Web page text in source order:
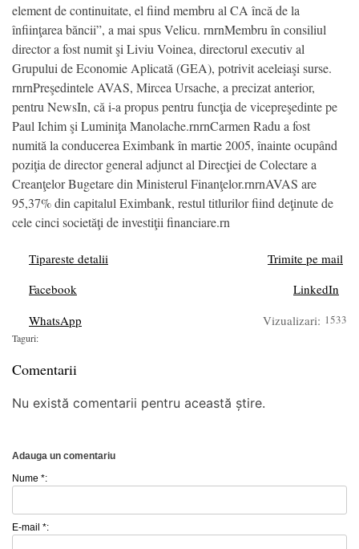
element de continuitate, el fiind membru al CA încă de la
înfiinţarea băncii”, a mai spus Velicu. rnrnMembru în consiliul
director a fost numit şi Liviu Voinea, directorul executiv al
Grupului de Economie Aplicată (GEA), potrivit aceleiaşi surse.
rnrnPreşedintele AVAS, Mircea Ursache, a precizat anterior,
pentru NewsIn, că i-a propus pentru funcţia de vicepreşedinte pe
Paul Ichim şi Luminiţa Manolache.rnrnCarmen Radu a fost
numită la conducerea Eximbank în martie 2005, înainte ocupând
poziţia de director general adjunct al Direcţiei de Colectare a
Creanţelor Bugetare din Ministerul Finanţelor.rnrnAVAS are
95,37% din capitalul Eximbank, restul titlurilor fiind deţinute de
cele cinci societăţi de investiţii financiare.rn
Tipareste detalii
Trimite pe mail
Facebook
LinkedIn
WhatsApp
Vizualizari: 1533
Taguri:
Comentarii
Nu există comentarii pentru această știre.
Adauga un comentariu
Nume *:
E-mail *: